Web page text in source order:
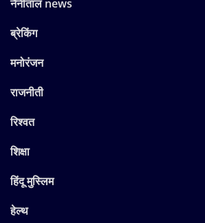
नैनीताल news
ब्रेकिंग
मनोरंजन
राजनीती
रिश्वत
शिक्षा
हिंदू मुस्लिम
हेल्थ